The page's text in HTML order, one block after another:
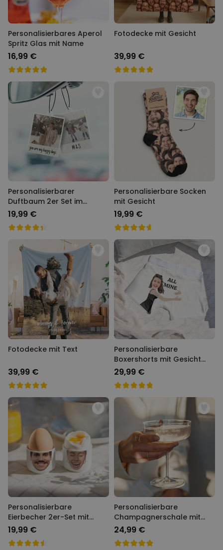
Personalisierbares Aperol
Spritz Glas mit Name
16,99 €
Fotodecke mit Gesicht
39,99 €
Personalisierbarer
Duftbaum 2er Set im
Polaroid-Look
19,99 €
Personalisierbare Socken
mit Gesicht
19,99 €
Fotodecke mit Text
39,99 €
Personalisierbare
Boxershorts mit Gesicht
und Text
29,99 €
Personalisierbare
Eierbecher 2er-Set mit
Gesicht
19,99 €
Personalisierbare
Champagnerschale mit
Text
24,99 €